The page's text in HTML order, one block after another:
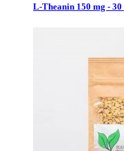
L-Theanin 150 mg - 30